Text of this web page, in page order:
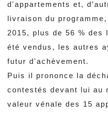
d'appartements et,
livraison du
2015, plus de 56 % des
été vendus, les autres
futur d'achèvement.
Puis il prononce la
contestés devant lui au
valeur vénale des 15